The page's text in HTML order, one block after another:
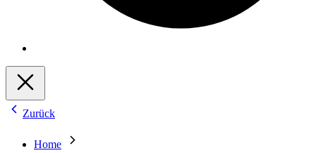
Zurück
Home